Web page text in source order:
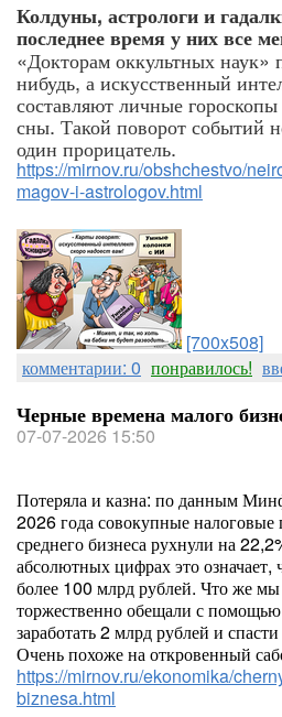
Колдуны, астрологи и
последнее время у них все
«Докторам оккультных наук»
нибудь, а искусственный
составляют личные
сны. Такой поворот событий
один прорицатель.
https://mirnov.ru/obshchestvo/
magov-i-astrologov.html
[700x508]
комментарии: 0 понравилось!
Черные времена малого
07-07-2026 15:50
Потеряла и казна: по данным
2026 года совокупные налоговые
среднего бизнеса рухнули на
абсолютных цифрах это означает,
более 100 млрд рублей. Что же
торжественно обещали с
заработать 2 млрд рублей и
Очень похоже на откровенный
https://mirnov.ru/ekonomika/
biznesa.html